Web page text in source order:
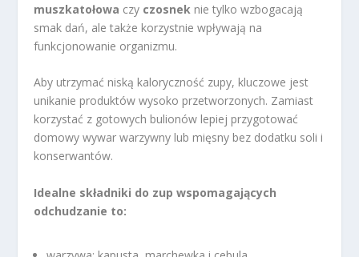
muszkatołowa czy czosnek nie tylko wzbogacają
smak dań, ale także korzystnie wpływają na
funkcjonowanie organizmu.
Aby utrzymać niską kaloryczność zupy, kluczowe jest
unikanie produktów wysoko przetworzonych. Zamiast
korzystać z gotowych bulionów lepiej przygotować
domowy wywar warzywny lub mięsny bez dodatku soli i
konserwantów.
Idealne składniki do zup wspomagających
odchudzanie to: